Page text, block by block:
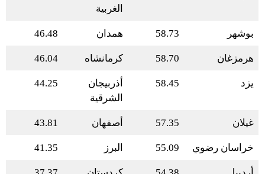
الغربية
بوشهر 58.73 همدان 46.48
هرمزغان 58.70 كرمانشاه 46.04
يزد 58.45
أذربيجان
الشرقية
44.25
غيلان 57.35 أصفهان 43.81
خراسان رضوي 55.09 البرز 41.35